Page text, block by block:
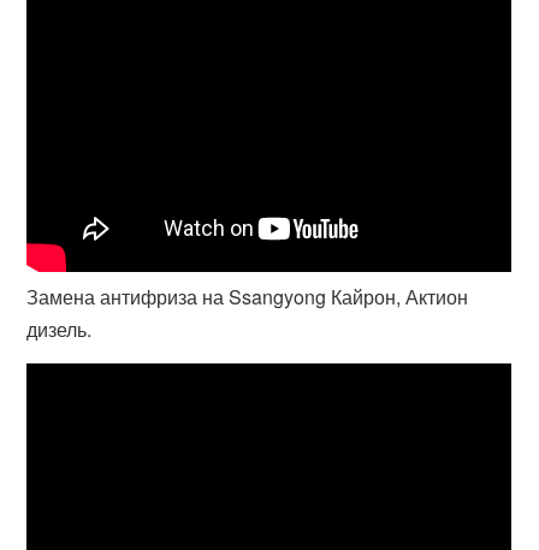
Замена антифриза на Ssangyong Кайрон, Актион
дизель.